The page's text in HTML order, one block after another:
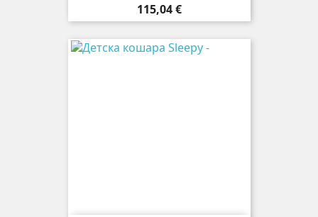
Цена
115,04 €